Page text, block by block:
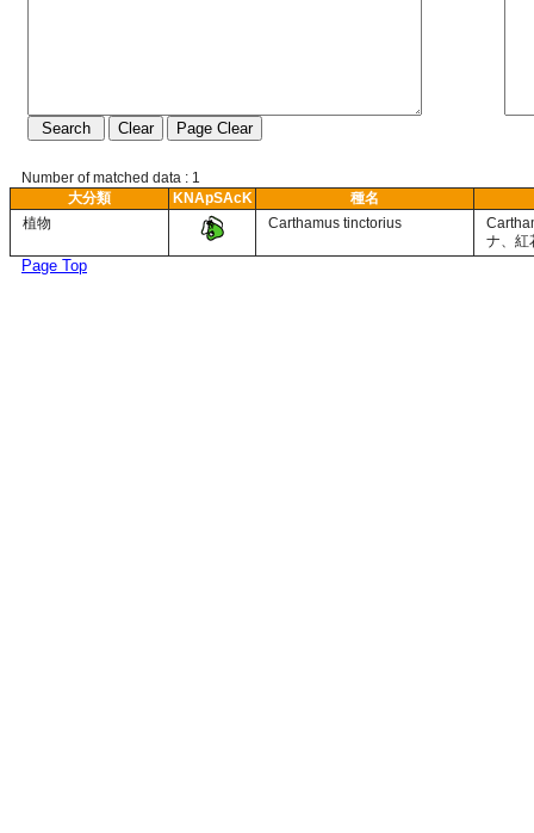
Number of matched data : 1
大分類
KNApSAcK
種名
植物
Carthamus tinctorius
ナ、紅
Page Top